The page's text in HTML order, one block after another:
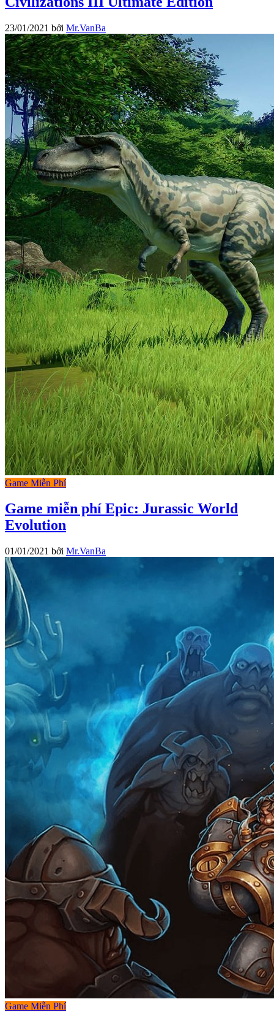
23/01/2021 bởi Mr.VanBa
Game Miễn Phí
Game miễn phí Epic: Jurassic World
Evolution
01/01/2021 bởi Mr.VanBa
Game Miễn Phí